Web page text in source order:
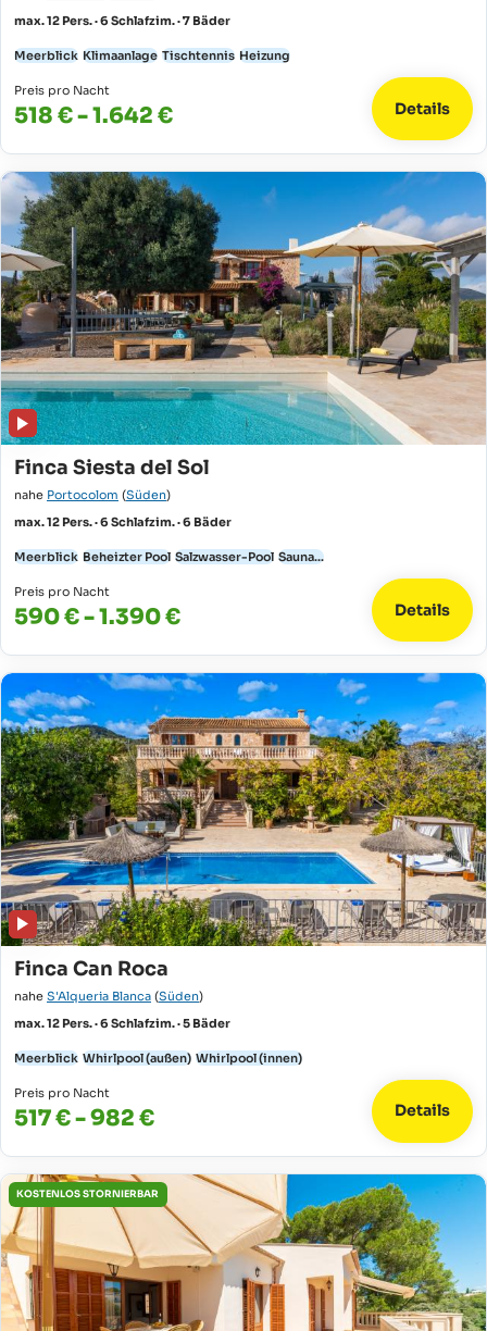
max. 12 Pers. · 6 Schlafzim. · 7 Bäder
Meerblick Klimaanlage Tischtennis Heizung
Preis pro Nacht
518 € - 1.642 € Details
Finca Siesta del Sol
nahe Portocolom (Süden)
max. 12 Pers. · 6 Schlafzim. · 6 Bäder
Meerblick Beheizter Pool Salzwasser-Pool Sauna...
Preis pro Nacht
590 € - 1.390 € Details
Finca Can Roca
nahe S'Alqueria Blanca (Süden)
max. 12 Pers. · 6 Schlafzim. · 5 Bäder
Meerblick Whirlpool (außen) Whirlpool (innen)
Preis pro Nacht
517 € - 982 € Details
KOSTENLOS STORNIERBAR